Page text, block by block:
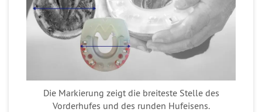
Die Markierung zeigt die breiteste Stelle des
Vorderhufes und des runden Hufeisens.